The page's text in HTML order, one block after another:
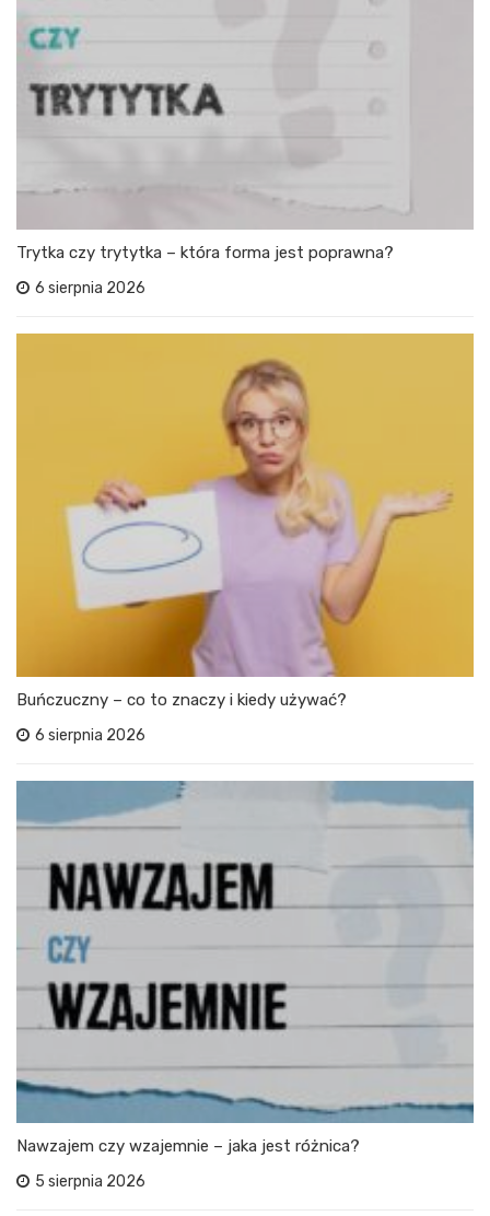
Trytka czy trytytka – która forma jest poprawna?
6 sierpnia 2026
Buńczuczny – co to znaczy i kiedy używać?
6 sierpnia 2026
Nawzajem czy wzajemnie – jaka jest różnica?
5 sierpnia 2026